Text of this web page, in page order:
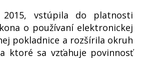
vstúpila do platnosti
o používaní elektronickej
pokladnice a rozšírila okruh
ktoré sa vzťahuje povinnosť